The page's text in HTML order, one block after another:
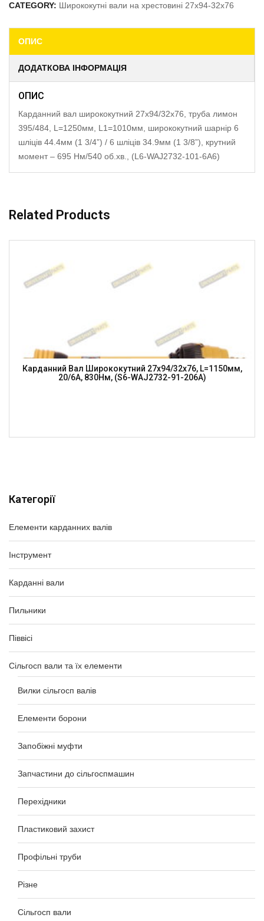
Категорії
Елементи карданних валів
Інструмент
Карданні вали
Пильники
Піввісі
Сільгосп вали та їх елементи
Вилки сільгосп валів
Елементи борони
Запобіжні муфти
Запчастини до сільгоспмашин
Перехідники
Пластиковий захист
Профільні труби
Різне
Сільгосп вали
CATEGORY: Ширококутні вали на хрестовині 27х94-32х76
ОПИС
ДОДАТКОВА ІНФОРМАЦІЯ
ОПИС
Карданний вал ширококутний 27х94/32х76, труба лимон
395/484, L=1250мм, L1=1010мм, ширококутний шарнір 6
шліців 44.4мм (1 3/4”) / 6 шліців 34.9мм (1 3/8”), крутний
момент – 695 Нм/540 об.хв., (L6-WAJ2732-101-6A6)
Related Products
Карданний Вал Ширококутний 27х94/32х76, L=1150мм,
20/6A, 830Нм, (S6-WAJ2732-91-206A)